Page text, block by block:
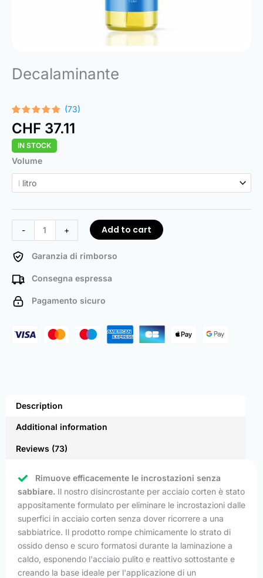
Decalaminante
Rated4.93
out of 5
based on
73
customer
ratings
(73)
CHF 37.11
IN STOCK
Volume
-
Descaler
quantity
+ Add to cart
Garanzia di rimborso
Consegna espressa
Pagamento sicuro
Description
Additional information
Reviews (73)
Rimuove efficacemente le incrostazioni senza
sabbiare. Il nostro disincrostante per acciaio corten è stato
appositamente formulato per eliminare le incrostazioni dalle
superfici in acciaio corten senza dover ricorrere a una
sabbiatrice. Il prodotto rompe chimicamente lo strato di
ossido denso e scuro formatosi durante la laminazione a
caldo, esponendo l'acciaio pulito e reattivo sottostante e
creando la base ideale per l'applicazione di un